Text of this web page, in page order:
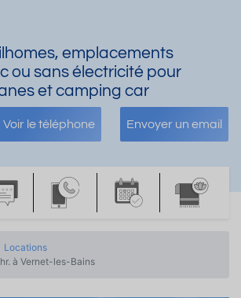
emplacements
ou sans électricité pour
et camping car
Voir le téléphone Envoyer un email
Locations
à Vernet-les-Bains